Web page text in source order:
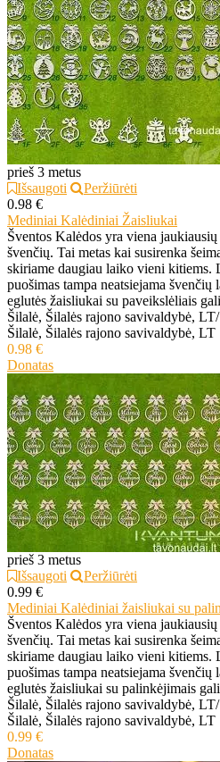
prieš 3 metus
Išsaugoti
Peržiūrėti
0.98 €
Mediniai Kalėdiniai Žaisliukai
Šventos Kalėdos yra viena
švenčių. Tai metas kai susirenka
skiriame daugiau laiko vieni kitiems.
puošimas tampa neatsiejama
eglutės žaisliukai su paveikslėliais
Šilalė, Šilalės rajono savivaldybė, LT/
Šilalė, Šilalės rajono savivaldybė, LT
0.98 €
Donatas
prieš 3 metus
Išsaugoti
Peržiūrėti
0.99 €
Mediniai Kalėdiniai žaisliukai su
Šventos Kalėdos yra viena
švenčių. Tai metas kai susirenka
skiriame daugiau laiko vieni kitiems.
puošimas tampa neatsiejama
eglutės žaisliukai su palinkėjimais
Šilalė, Šilalės rajono savivaldybė, LT/
Šilalė, Šilalės rajono savivaldybė, LT
0.99 €
Donatas